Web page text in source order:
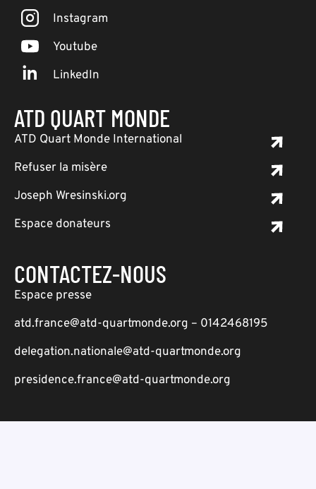
Instagram
Youtube
LinkedIn
ATD QUART MONDE
ATD Quart Monde International
Refuser la misère
Joseph Wresinski.org
Espace donateurs
CONTACTEZ-NOUS
Espace presse
atd.france@atd-quartmonde.org – 0142468195
delegation.nationale@atd-quartmonde.org
presidence.france@atd-quartmonde.org